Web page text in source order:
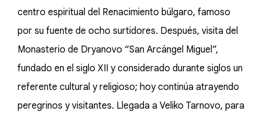
centro espiritual del Renacimiento búlgaro, famoso
por su fuente de ocho surtidores. Después, visita del
Monasterio de Dryanovo “San Arcángel Miguel”,
fundado en el siglo XII y considerado durante siglos un
referente cultural y religioso; hoy continúa atrayendo
peregrinos y visitantes. Llegada a Veliko Tarnovo, para